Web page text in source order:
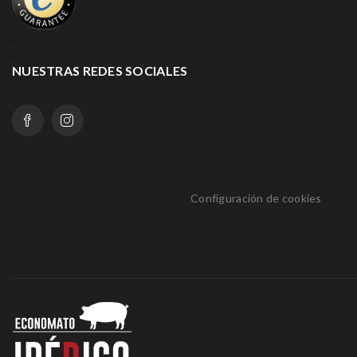
.
.
NUESTRAS REDES SOCIALES
Configuración de cookies